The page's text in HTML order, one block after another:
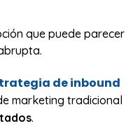
que puede parecer
de inbound
marketing tradicional
.